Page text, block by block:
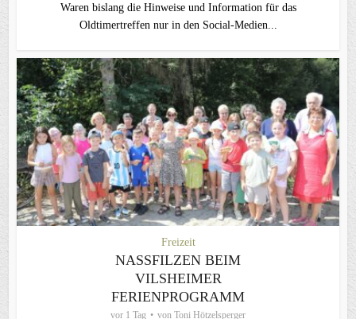
Waren bislang die Hinweise und Information für das
Oldtimertreffen nur in den Social-Medien...
Freizeit
NASSFILZEN BEIM
VILSHEIMER
FERIENPROGRAMM
vor 1 Tag von Toni Hötzelsperger